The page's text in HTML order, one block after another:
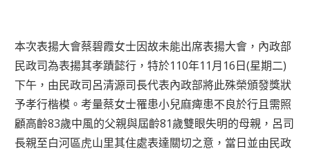
本次表揚大會蔡碧霞女士因故未能出席表揚大會，內政部
民政司為表揚其孝蹟懿行，特於110年11月16日(星期二)
下午，由民政司呂清源司長代表內政部將此殊榮頒發獎狀
予孝行楷模。考量蔡女士罹患小兒麻痺患不良於行且需照
顧高齡83歲中風的父親與屆齡81歲雙眼失明的母親，呂司
長親至白河區虎山里其住處表達關切之意，當日並由民政